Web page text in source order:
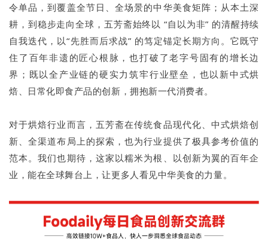
令单品，到覆盖全节日、全场景的中华美食矩阵；从本土深
耕，到稳步走向全球，五芳斋始终以 “自以为非” 的清醒持续
自我迭代，以“先胜而后求战” 的笃定锚定长期方向。它既守
住了百年非遗的匠心根脉，也打破了老字号固有的增长边
界；既以全产业链的硬实力筑牢行业壁垒，也以新中式烘
焙、日常化即食产品的创新，拥抱新一代消费者。
对于烘焙行业而言，五芳斋在传统食品现代化、中式烘焙创
新、全渠道布局上的探索，也为行业提供了极具参考价值的
范本。我们也期待，这家以糯米为根、以创新为翼的百年企
业，能在全球舞台上，让更多人看见中华美食的力量。